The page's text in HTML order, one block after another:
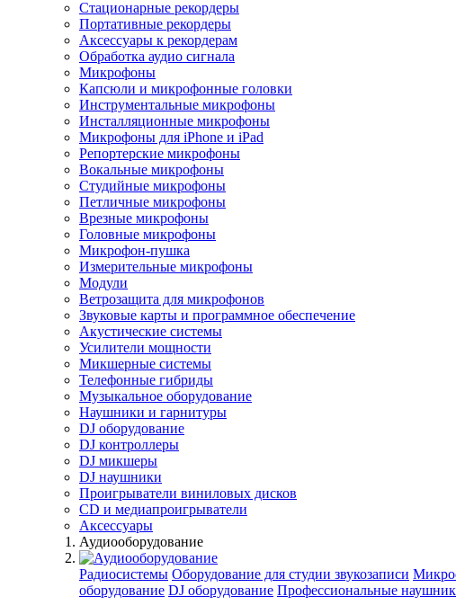
Стационарные рекордеры
Портативные рекордеры
Аксессуары к рекордерам
Обработка аудио сигнала
Микрофоны
Капсюли и микрофонные головки
Инструментальные микрофоны
Инсталляционные микрофоны
Микрофоны для iPhone и iPad
Репортерские микрофоны
Вокальные микрофоны
Студийные микрофоны
Петличные микрофоны
Врезные микрофоны
Головные микрофоны
Микрофон-пушка
Измерительные микрофоны
Модули
Ветрозащита для микрофонов
Звуковые карты и программное обеспечение
Акустические системы
Усилители мощности
Микшерные системы
Телефонные гибриды
Музыкальное оборудование
Наушники и гарнитуры
DJ оборудование
DJ контроллеры
DJ микшеры
DJ наушники
Проигрыватели виниловых дисков
СD и медиапроигрыватели
Аксессуары
Аудиооборудование
Радиосистемы Оборудование для студии звукозаписи
оборудование DJ оборудование Профессиональные